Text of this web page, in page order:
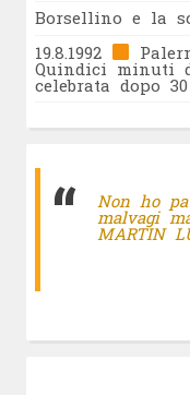
Borsellino e la
19.8.1992
Quindici minuti
celebrata dopo
Non ho
malvagi
MARTIN